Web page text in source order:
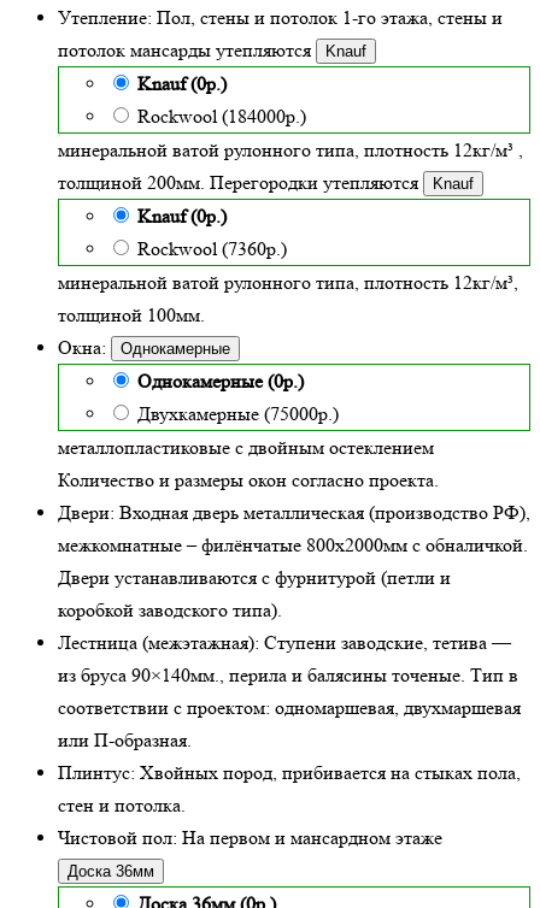
Утепление: Пол, стены и потолок 1-го этажа, стены и
потолок мансарды утепляются
Knauf
Knauf (0р.)
Rockwool (184000р.)
минеральной ватой рулонного типа, плотность 12кг/м³ ,
толщиной 200мм. Перегородки утепляются Knauf
Knauf (0р.)
Rockwool (7360р.)
минеральной ватой рулонного типа, плотность 12кг/м³,
толщиной 100мм.
Окна:
Однокамерные
Однокамерные (0р.)
Двухкамерные (75000р.)
металлопластиковые с двойным остеклением
Количество и размеры окон согласно проекта.
Двери: Входная дверь металлическая (производство РФ),
межкомнатные – филёнчатые 800х2000мм с обналичкой.
Двери устанавливаются с фурнитурой (петли и
коробкой заводского типа).
Лестница (межэтажная): Ступени заводские, тетива —
из бруса 90×140мм., перила и балясины точеные. Тип в
соответствии с проектом: одномаршевая, двухмаршевая
или П-образная.
Плинтус: Хвойных пород, прибивается на стыках пола,
стен и потолка.
Чистовой пол: На первом и мансардном этаже
Доска 36мм